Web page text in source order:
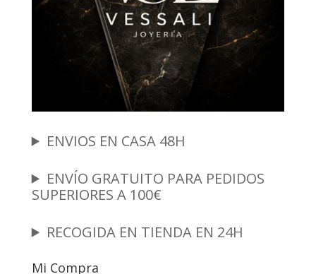
ENVIOS EN CASA 48H
ENVÍO GRATUITO PARA PEDIDOS
SUPERIORES A 100€
RECOGIDA EN TIENDA EN 24H
Mi Compra